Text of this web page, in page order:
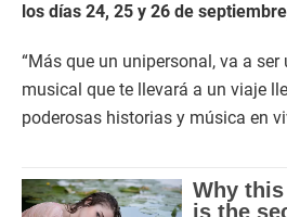
los días 24, 25 y 26 de
“Más que un unipersonal, va a
musical que te llevará a un viaje
poderosas historias y música en